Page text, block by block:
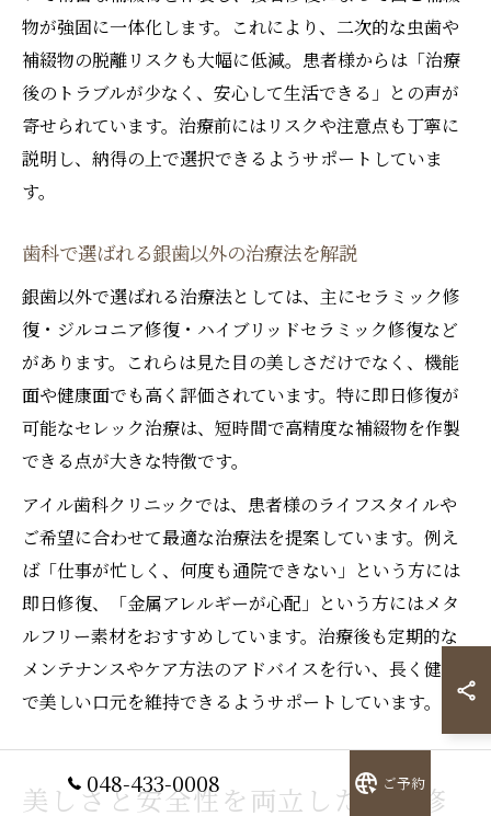
物が強固に一体化します。これにより、二次的な虫歯や
補綴物の脱離リスクも大幅に低減。患者様からは「治療
後のトラブルが少なく、安心して生活できる」との声が
寄せられています。治療前にはリスクや注意点も丁寧に
説明し、納得の上で選択できるようサポートしていま
す。
歯科で選ばれる銀歯以外の治療法を解説
銀歯以外で選ばれる治療法としては、主にセラミック修
復・ジルコニア修復・ハイブリッドセラミック修復など
があります。これらは見た目の美しさだけでなく、機能
面や健康面でも高く評価されています。特に即日修復が
可能なセレック治療は、短時間で高精度な補綴物を作製
できる点が大きな特徴です。
アイル歯科クリニックでは、患者様のライフスタイルや
ご希望に合わせて最適な治療法を提案しています。例え
ば「仕事が忙しく、何度も通院できない」という方には
即日修復、「金属アレルギーが心配」という方にはメタ
ルフリー素材をおすすめしています。治療後も定期的な
メンテナンスやケア方法のアドバイスを行い、長く健康
で美しい口元を維持できるようサポートしています。
美しさと安全性を両立した即日修
048-433-0008 ご予約